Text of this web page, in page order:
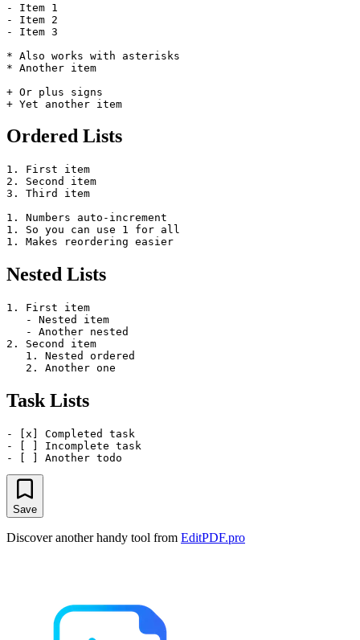
- Item 1
- Item 2
- Item 3
* Also works with asterisks
* Another item
+ Or plus signs
Ordered Lists
1. First item
2. Second item
3. Third item
1. Numbers auto-increment
1. So you can use 1 for all
Nested Lists
1. First item
   - Nested item
   - Another nested
2. Second item
   1. Nested ordered
Task Lists
- [x] Completed task
- [ ] Incomplete task
Save
Discover another handy tool from EditPDF.pro